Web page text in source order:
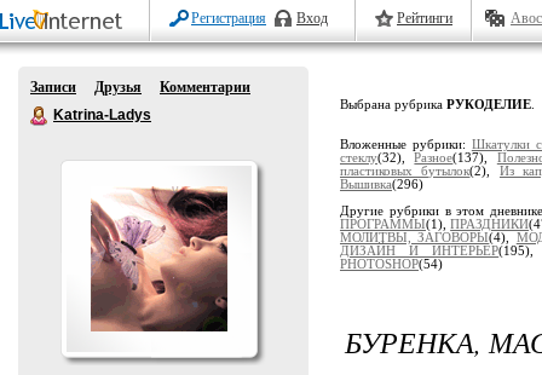
Регистрация Вход Рейтинги
Записи Друзья
Комментарии
Katrina-Ladys
Выбрана рубрика РУКОДЕЛИЕ
Вложенные рубрики: Шкатулки
стеклу(32),Разное(137),
пластиковых бутылок(2), Из
Вышивка(296)
Другие рубрики в этом
ПРОГРАММЫ(1),ПРАЗДНИКИ
МОЛИТВЫ, ЗАГОВОРЫ(4),
ДИЗАЙН И ИНТЕРЬЕР
PHOTOSHOP(54)
БУРЕНКА,